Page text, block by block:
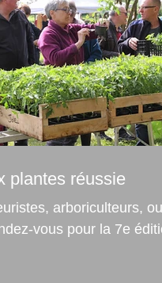
plantes réussie
arboriculteurs,
vous pour la 7e